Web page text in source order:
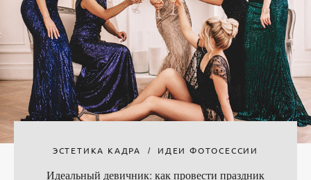
ЭСТЕТИКА КАДРА ИДЕИ ФОТОСЕССИИ
Идеальный девичник: как провести праздник